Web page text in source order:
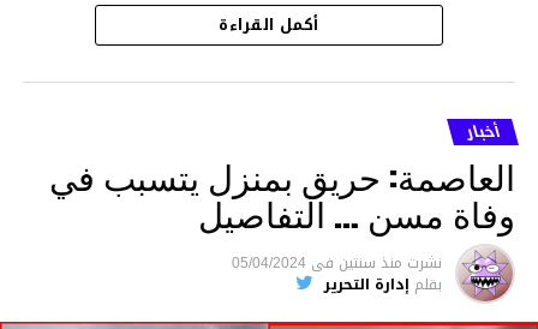
هذا وقد تمكن أعوان مركز الأمن الوطني بحي
هلال في توقيت قياسي من محاصرة المشتبه به
والقبض عليه وإحالته على التحقيق في خصوص
ما نُسبه إليه.
متابعة
قسم الاخبار
أكمل القراءة
أخبار
العاصمة: حريق بمنزل يتسبب في
وفاة مسن … التفاصيل
نشرت منذ سنتين فى 05/04/2024
بقلم إدارة التحرير